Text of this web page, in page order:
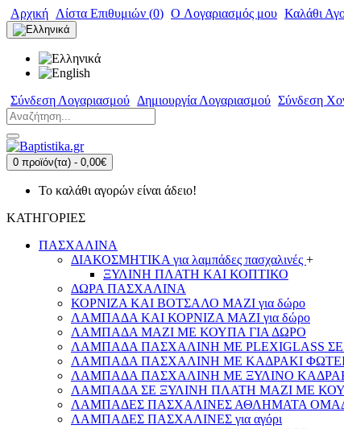
Αρχική Λίστα Επιθυμιών (0) O Λογαριασμός μου Καλάθι
Σύνδεση Λογαριασμού Δημιουργία Λογαριασμού Σύνδεση
0 προϊόν(τα) - 0,00€
Το καλάθι αγορών είναι άδειο!
ΚΑΤΗΓΟΡΙΕΣ
ΠΑΣΧΑΛΙΝΑ
ΔΙΑΚΟΣΜΗΤΙΚΑ για λαμπάδες πασχαλινές +
ΞΥΛΙΝΗ ΠΛΑΤΗ ΚΑΙ ΚΟΠΤΙΚΟ
ΔΩΡΑ ΠΑΣΧΑΛΙΝΑ
ΚΟΡΝΙΖΑ ΚΑΙ ΒΟΤΣΑΛΟ ΜΑΖΙ για δώρο
ΛΑΜΠΑΔΑ ΚΑΙ ΚΟΡΝΙΖΑ ΜΑΖΙ για δώρο
ΛΑΜΠΑΔΑ ΜΑΖΙ ΜΕ ΚΟΥΠΑ ΓΙΑ ΔΩΡΟ
ΛΑΜΠΑΔΑ ΠΑΣΧΑΛΙΝΗ ΜΕ PLEXIGLASS ΣΕ
ΛΑΜΠΑΔΑ ΠΑΣΧΑΛΙΝΗ ΜΕ ΚΑΔΡΑΚΙ
ΛΑΜΠΑΔΑ ΠΑΣΧΑΛΙΝΗ ΜΕ ΞΥΛΙΝΟ ΚΑΔΡΑΚΙ
ΛΑΜΠΑΔΑ ΣΕ ΞΥΛΙΝΗ ΠΛΑΤΗ ΜΑΖΙ ΜΕ
ΛΑΜΠΑΔΕΣ ΠΑΣΧΑΛΙΝΕΣ ΑΘΛΗΜΑΤΑ
ΛΑΜΠΑΔΕΣ ΠΑΣΧΑΛΙΝΕΣ για αγόρι